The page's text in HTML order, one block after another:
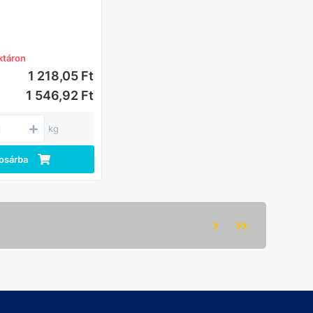
elektro
1 218,05 Ft
1 546,92 Ft
kg